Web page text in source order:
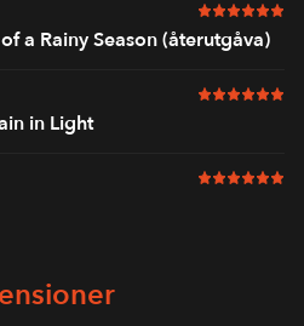
6 av 6 i
a Rainy Season (återutgåva)
6 av 6 i
in Light
6 av 6 i